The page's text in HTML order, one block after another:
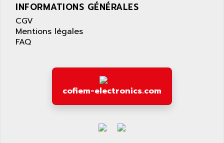
INFORMATIONS GÉNÉRALES
CGV
Mentions légales
FAQ
cofiem-electronics.com